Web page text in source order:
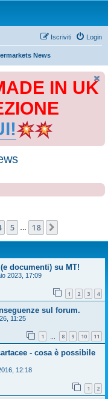
Login
Iscriviti
News
IN UK
5 18
documenti) su MT!
2023, 17:09
1 2 3 4
sul forum.
11:25
1 8 9 10 11
- cosa è possibile
12:18
1 2